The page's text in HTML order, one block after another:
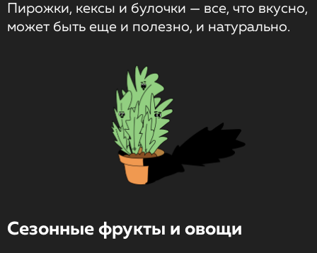
Пирожки, кексы и булочки — все, что вкусно,
может быть еще и полезно, и натурально.
Сезонные фрукты и овощи